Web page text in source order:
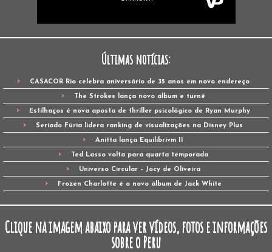
Últimas notícias:
CASACOR Rio celebra aniversário de 35 anos em novo endereço
The Strokes lança novo álbum e turnê
Estilhaços é nova aposta de thriller psicológico de Ryan Murphy
Seriado Fúria lidera ranking de visualizações na Disney Plus
Anitta lança Equilibrivm II
Ted Lasso volta para quarta temporada
Universo Circular – Jocy de Oliveira
Frozen Charlotte é o novo álbum de Jack White
Clique na imagem abaixo para ver vídeos, fotos e informações
sobre o Peru